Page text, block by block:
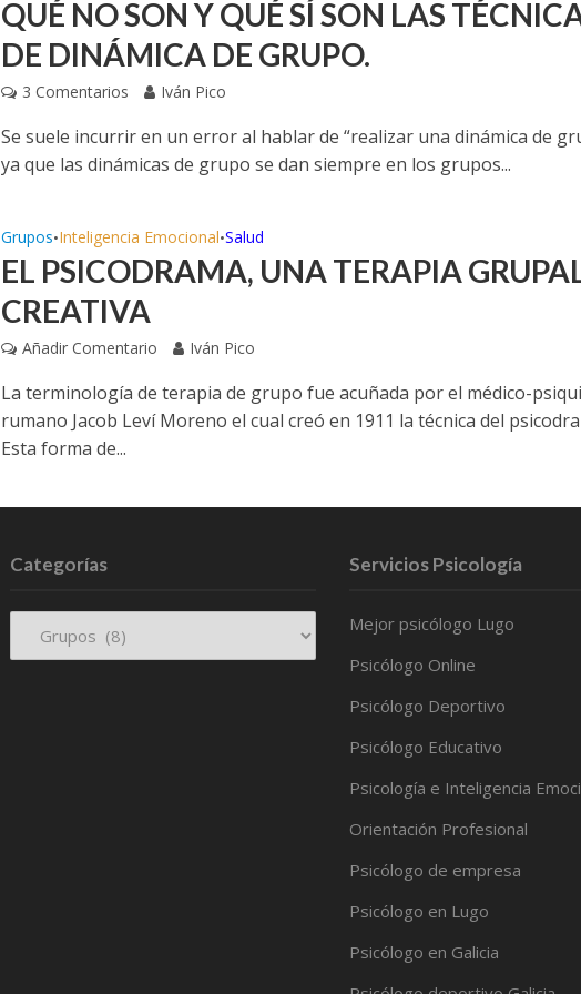
QUÉ NO SON Y QUÉ SÍ SON LAS
DE DINÁMICA DE GRUPO.
3 Comentarios Iván Pico
Se suele incurrir en un error al hablar de “realizar una dinámica de
ya que las dinámicas de grupo se dan siempre en los grupos...
Grupos•Inteligencia Emocional•Salud
EL PSICODRAMA, UNA TERAPIA
CREATIVA
Añadir Comentario Iván Pico
La terminología de terapia de grupo fue acuñada por el médico-
rumano Jacob Leví Moreno el cual creó en 1911 la técnica del
Esta forma de...
Categorías Servicios Psicología
Mejor psicólogo Lugo
Psicólogo Online
Psicólogo Deportivo
Psicólogo Educativo
Psicología e Inteligencia
Orientación Profesional
Psicólogo de empresa
Psicólogo en Lugo
Psicólogo en Galicia